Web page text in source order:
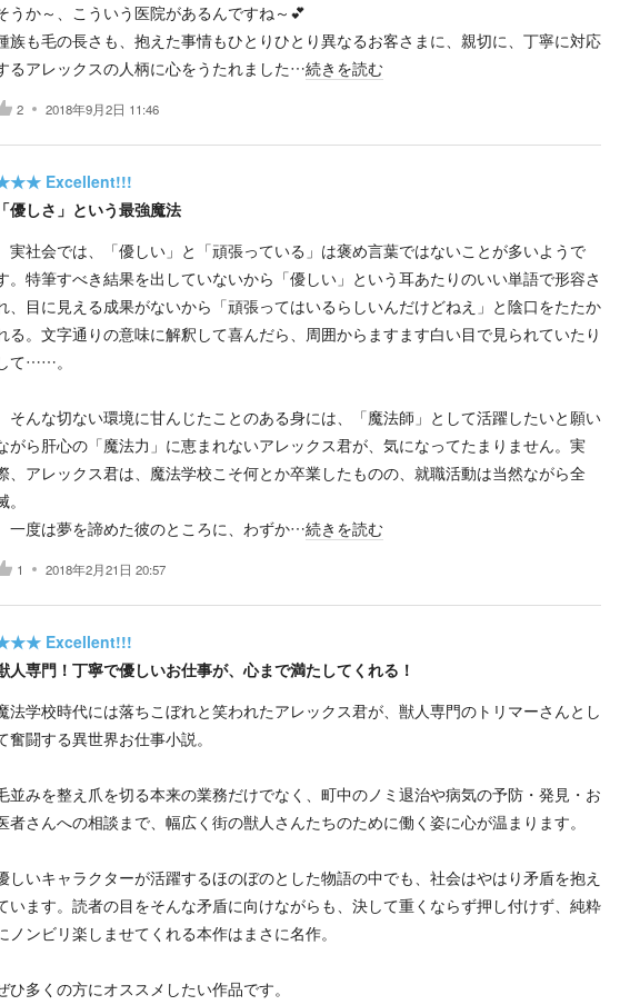
うか～、こういう医院があるんですね～💕
族も毛の長さも、抱えた事情もひとりひとり異なるお客さまに、親切に、丁寧に対応
るアレックスの人柄に心をうたれました…続きを読む
2 2018年9月2日 11:46
Excellent!!!
「優しさ」という最強魔法
実社会では、「優しい」と「頑張っている」は褒め言葉ではないことが多いようで
。特筆すべき結果を出していないから「優しい」という耳あたりのいい単語で形容さ
、目に見える成果がないから「頑張ってはいるらしいんだけどねえ」と陰口をたたか
る。文字通りの意味に解釈して喜んだら、周囲からますます白い目で見られていたり
て……。
そんな切ない環境に甘んじたことのある身には、「魔法師」として活躍したいと願い
がら肝心の「魔法力」に恵まれないアレックス君が、気になってたまりません。実
、アレックス君は、魔法学校こそ何とか卒業したものの、就職活動は当然ながら全
。
一度は夢を諦めた彼のところに、わずか…続きを読む
1 2018年2月21日 20:57
Excellent!!!
人専門！丁寧で優しいお仕事が、心まで満たしてくれる！
法学校時代には落ちこぼれと笑われたアレックス君が、獣人専門のトリマーさんとし
奮闘する異世界お仕事小説。
並みを整え爪を切る本来の業務だけでなく、町中のノミ退治や病気の予防・発見・お
者さんへの相談まで、幅広く街の獣人さんたちのために働く姿に心が温まります。
しいキャラクターが活躍するほのぼのとした物語の中でも、社会はやはり矛盾を抱え
います。読者の目をそんな矛盾に向けながらも、決して重くならず押し付けず、純粋
ノンビリ楽しませてくれる本作はまさに名作。
ひ多くの方にオススメしたい作品です。